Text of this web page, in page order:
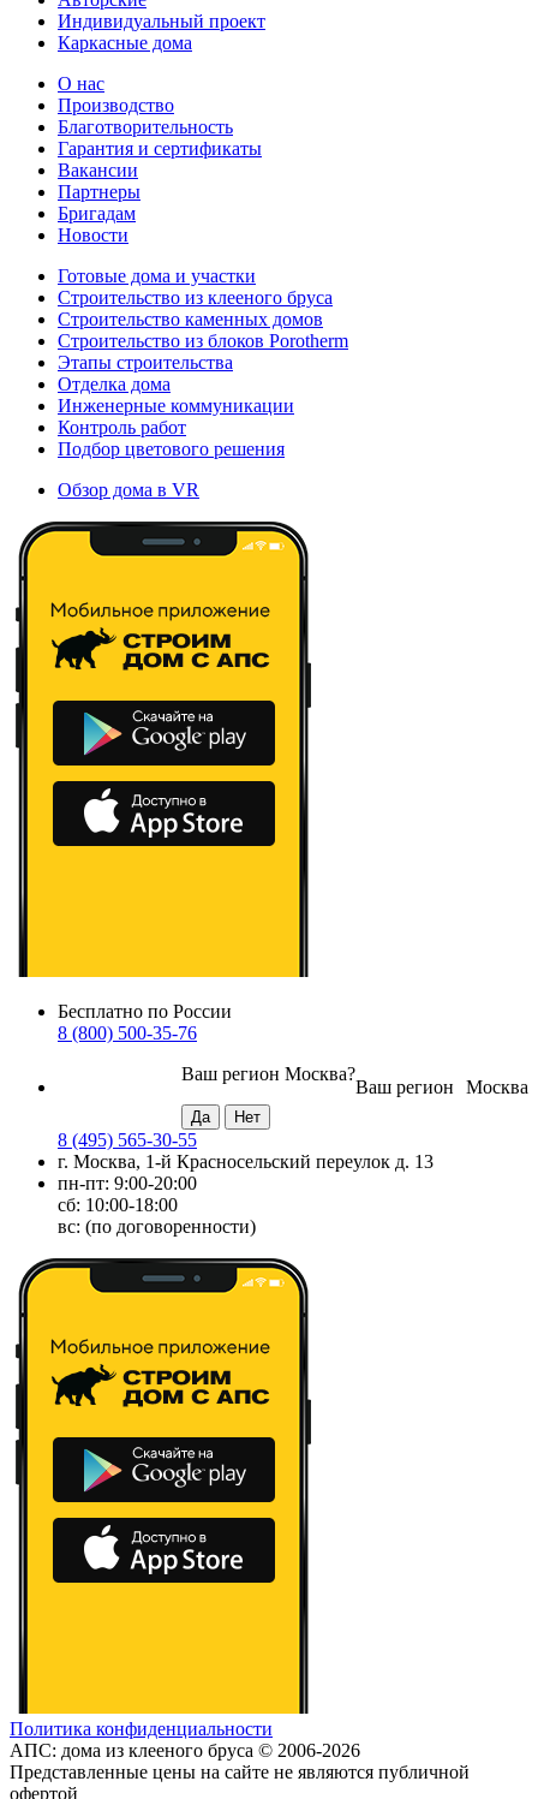
Индивидуальный проект
Каркасные дома
О нас
Производство
Благотворительность
Гарантия и сертификаты
Вакансии
Партнеры
Бригадам
Новости
Готовые дома и участки
Строительство из клееного бруса
Строительство каменных домов
Строительство из блоков Porotherm
Этапы строительства
Отделка дома
Инженерные коммуникации
Контроль работ
Подбор цветового решения
Обзор дома в VR
Бесплатно по России
8 (800) 500-35-76
Москва
Ваш регион
Ваш регион Москва?
8 (495) 565-30-55
г. Москва, 1-й Красносельский переулок д. 13
пн-пт: 9:00-20:00
сб: 10:00-18:00
вс: (по договоренности)
Политика конфиденциальности
АПС: дома из клееного бруса © 2006-2026
Представленные цены на сайте не являются публичной
офертой